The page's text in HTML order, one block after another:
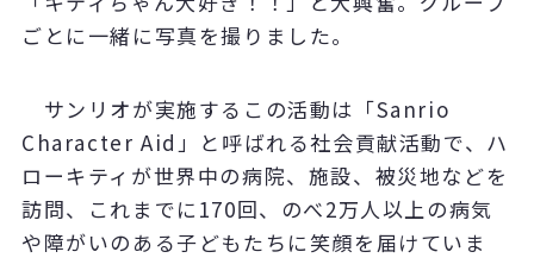
ごとに一緒に写真を撮りました。
サンリオが実施するこの活動は「Sanrio
Character Aid」と呼ばれる社会貢献活動で、ハ
ローキティが世界中の病院、施設、被災地などを
訪問、これまでに170回、のべ2万人以上の病気
や障がいのある子どもたちに笑顔を届けていま